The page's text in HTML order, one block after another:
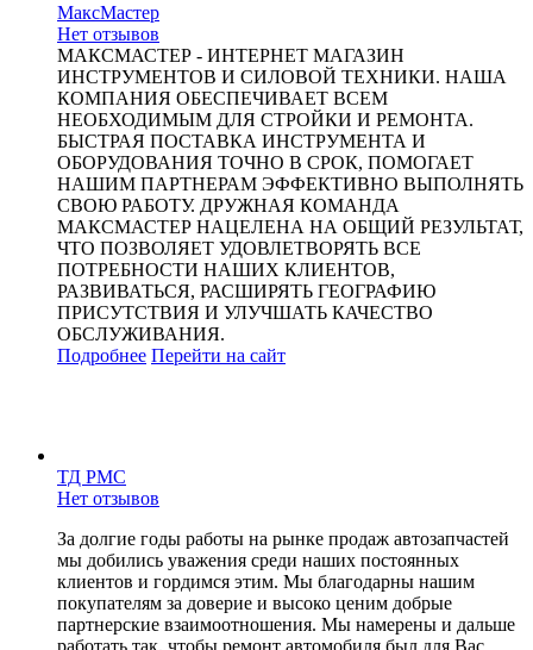
МаксМастер
Нет отзывов
МАКСМАСТЕР - ИНТЕРНЕТ МАГАЗИН
ИНСТРУМЕНТОВ И СИЛОВОЙ ТЕХНИКИ. НАША
КОМПАНИЯ ОБЕСПЕЧИВАЕТ ВСЕМ
НЕОБХОДИМЫМ ДЛЯ СТРОЙКИ И РЕМОНТА.
БЫСТРАЯ ПОСТАВКА ИНСТРУМЕНТА И
ОБОРУДОВАНИЯ ТОЧНО В СРОК, ПОМОГАЕТ
НАШИМ ПАРТНЕРАМ ЭФФЕКТИВНО ВЫПОЛНЯТЬ
СВОЮ РАБОТУ. ДРУЖНАЯ КОМАНДА
МАКСМАСТЕР НАЦЕЛЕНА НА ОБЩИЙ РЕЗУЛЬТАТ,
ЧТО ПОЗВОЛЯЕТ УДОВЛЕТВОРЯТЬ ВСЕ
ПОТРЕБНОСТИ НАШИХ КЛИЕНТОВ,
РАЗВИВАТЬСЯ, РАСШИРЯТЬ ГЕОГРАФИЮ
ПРИСУТСТВИЯ И УЛУЧШАТЬ КАЧЕСТВО
ОБСЛУЖИВАНИЯ.
Подробнее Перейти на сайт
ТД РМС
Нет отзывов
За долгие годы работы на рынке продаж автозапчастей
мы добились уважения среди наших постоянных
клиентов и гордимся этим. Мы благодарны нашим
покупателям за доверие и высоко ценим добрые
партнерские взаимоотношения. Мы намерены и дальше
работать так, чтобы ремонт автомобиля был для Вас